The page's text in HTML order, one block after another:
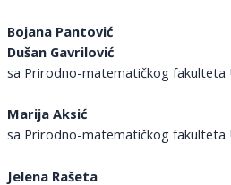
Bojana Pantović
Dušan Gavrilović
sa Prirodno-matematičkog fakulteta
Marija Aksić
sa Prirodno-matematičkog fakulteta
Jelena Rašeta